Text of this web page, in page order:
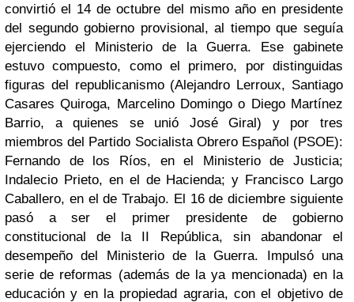
convirtió el 14 de octubre del mismo año en presidente
del segundo gobierno provisional, al tiempo que seguía
ejerciendo el Ministerio de la Guerra. Ese gabinete
estuvo compuesto, como el primero, por distinguidas
figuras del republicanismo (Alejandro Lerroux, Santiago
Casares Quiroga, Marcelino Domingo o Diego Martínez
Barrio, a quienes se unió José Giral) y por tres
miembros del Partido Socialista Obrero Español (PSOE):
Fernando de los Ríos, en el Ministerio de Justicia;
Indalecio Prieto, en el de Hacienda; y Francisco Largo
Caballero, en el de Trabajo. El 16 de diciembre siguiente
pasó a ser el primer presidente de gobierno
constitucional de la II República, sin abandonar el
desempeño del Ministerio de la Guerra. Impulsó una
serie de reformas (además de la ya mencionada) en la
educación y en la propiedad agraria, con el objetivo de